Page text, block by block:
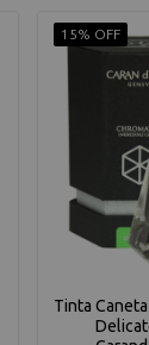
15% OFF
Tinta